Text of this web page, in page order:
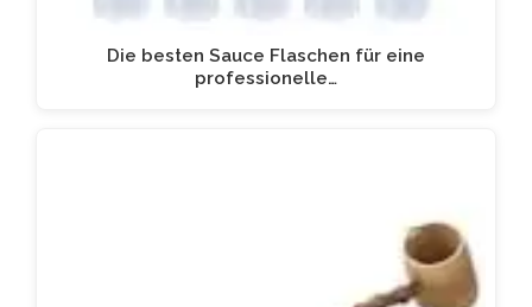
Die besten Sauce Flaschen für eine
professionelle…